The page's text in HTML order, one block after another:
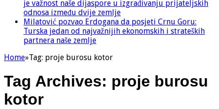
je važnost naše dijaspore u izgrađivanju prijateljskih
odnosa između dvije zemlje
Milatović pozvao Erdogana da posjeti Crnu Goru:
Turska jedan od najvažnijih ekonomskih i strateških
partnera naše zemlje
Home»Tag: proje burosu kotor
Tag Archives: proje burosu
kotor